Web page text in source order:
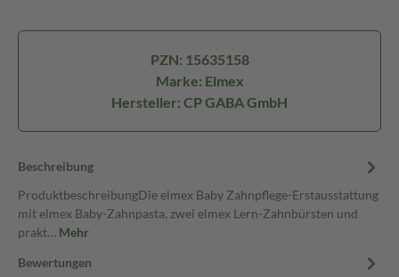
PZN: 15635158
Marke: Elmex
Hersteller: CP GABA GmbH
Beschreibung
ProduktbeschreibungDie elmex Baby Zahnpflege-Erstausstattung
mit elmex Baby-Zahnpasta, zwei elmex Lern-Zahnbürsten und
prakt… Mehr
Bewertungen